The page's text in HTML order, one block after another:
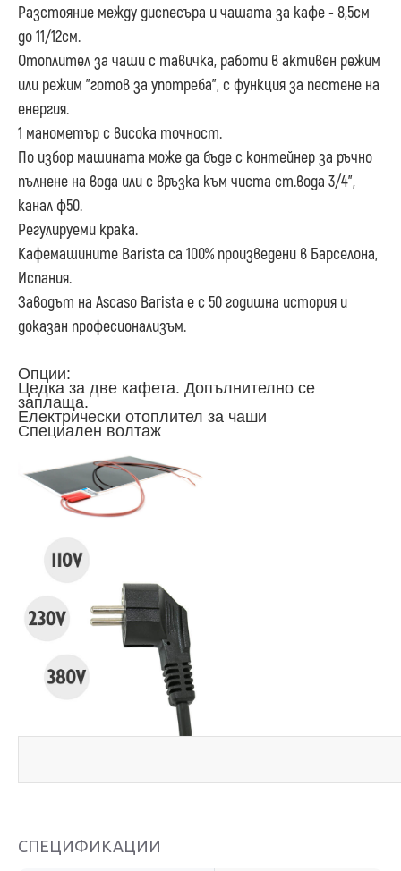
Разстояние между диспесъра и чашата за кафе - 8,5см
до 11/12см.
Отоплител за чаши с тавичка, работи в активен режим
или режим "готов за употреба", с функция за пестене на
енергия.
1 манометър с висока точност.
По избор машината може да бъде с контейнер за ръчно
пълнене на вода или с връзка към чиста ст.вода 3/4",
канал ф50.
Регулируеми крака.
Кафемашините Barista са 100% произведени в Барселона,
Испания.
Заводът на Ascaso Barista е с 50 годишна история и
доказан професионализъм.
Опции:
Цедка за две кафета. Допълнително се
заплаща.
Електрически отоплител за чаши
Специален волтаж
СПЕЦИФИКАЦИИ